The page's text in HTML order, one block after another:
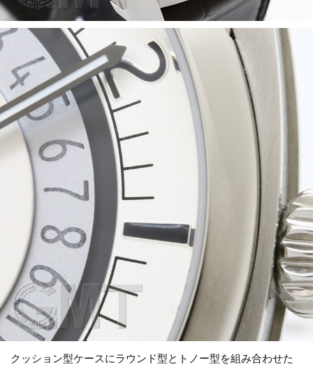
クッション型ケースにラウンド型とトノー型を組み合わせた